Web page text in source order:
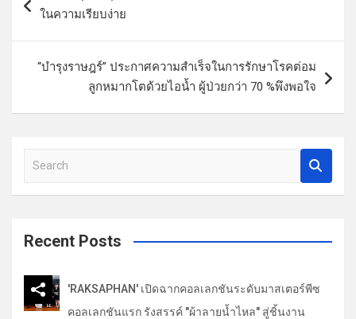
น
ว
ในความเรียบง่าย
“บำรุงราษฎร์” ประกาศความสำเร็จในการรักษาโรคต่อม
ลูกหมากโตด้วยไอน้ำ ผู้ป่วยกว่า 70 %พึงพอใจ
a
c
Recent Posts
'RAKSAPHAN' เปิดฉากคอลเลกชันระดับมาสเตอร์พีซ
คอลเลกชันแรก รังสรรค์ "ผ้าลายน้ำไหล" สู่ชิ้นงาน